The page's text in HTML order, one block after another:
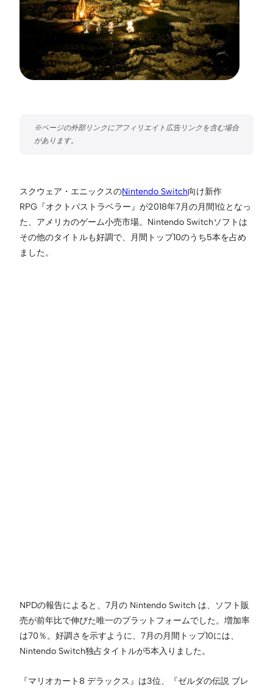
スクウェア・エニックスのNintendo Switch向け新作
RPG『オクトパストラベラー』が2018年7月の月間1位となっ
た、アメリカのゲーム小売市場。Nintendo Switchソフトは
その他のタイトルも好調で、月間トップ10のうち5本を占め
ました。
NPDの報告によると、7月の Nintendo Switch は、ソフト販
売が前年比で伸びた唯一のプラットフォームでした。増加率
は70％。好調さを示すように、7月の月間トップ10には、
Nintendo Switch独占タイトルが5本入りました。
『マリオカート8 デラックス』は3位、『ゼルダの伝説 ブレ